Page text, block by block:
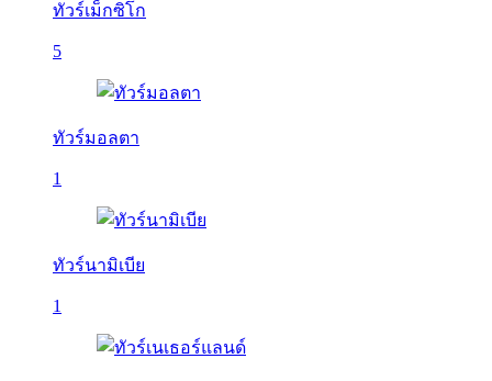
ทัวร์เม็กซิโก
5
ทัวร์มอลตา
1
ทัวร์นามิเบีย
1